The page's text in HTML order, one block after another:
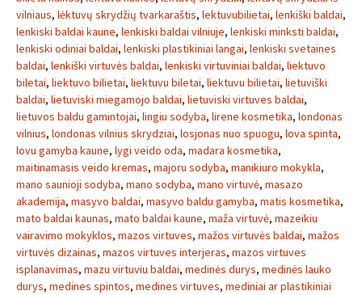
vilniaus, lėktuvų skrydžių tvarkaraštis, lektuvubilietai, lenkiški baldai,
lenkiski baldai kaune, lenkiski baldai vilniuje, lenkiski minksti baldai,
lenkiski odiniai baldai, lenkiski plastikiniai langai, lenkiski svetaines
baldai, lenkiški virtuvės baldai, lenkiski virtuviniai baldai, liektuvo
biletai, liektuvo bilietai, liektuvu biletai, liektuvu bilietai, lietuviški
baldai, lietuviski miegamojo baldai, lietuviski virtuves baldai,
lietuvos baldu gamintojai, lingiu sodyba, lirene kosmetika, londonas
vilnius, londonas vilnius skrydziai, losjonas nuo spuogu, lova spinta,
lovu gamyba kaune, lygi veido oda, madara kosmetika,
maitinamasis veido kremas, majoru sodyba, manikiuro mokykla,
mano saunioji sodyba, mano sodyba, mano virtuvė, masazo
akademija, masyvo baldai, masyvo baldu gamyba, matis kosmetika,
mato baldai kaunas, mato baldai kaune, maža virtuvė, mazeikiu
vairavimo mokyklos, mazos virtuves, mažos virtuvės baldai, mažos
virtuvės dizainas, mazos virtuves interjeras, mazos virtuves
isplanavimas, mazu virtuviu baldai, medinės durys, medinės lauko
durys, medines spintos, medines virtuves, mediniai ar plastikiniai